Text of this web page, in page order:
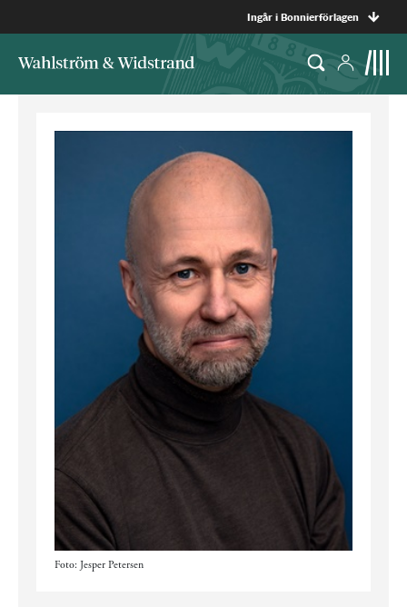
Ingår i Bonnierförlagen
Foto: Jesper Petersen